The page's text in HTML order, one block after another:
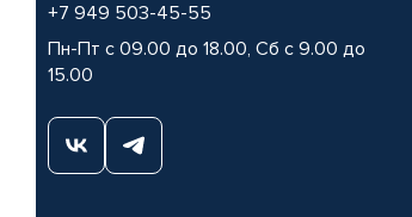
+7 949 503-45-55
Пн-Пт с 09.00 до 18.00, Сб с 9.00 до
15.00